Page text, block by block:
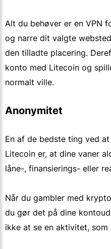
Alt du behøver er en VPN
og narre dit valgte
den tilladte placering.
konto med Litecoin og
normalt ville.
Anonymitet
En af de bedste ting ved
Litecoin er, at dine vaner
låne-, finansierings- eller
Når du gambler med
du gør det på dine
ikke at se en aktivitet,